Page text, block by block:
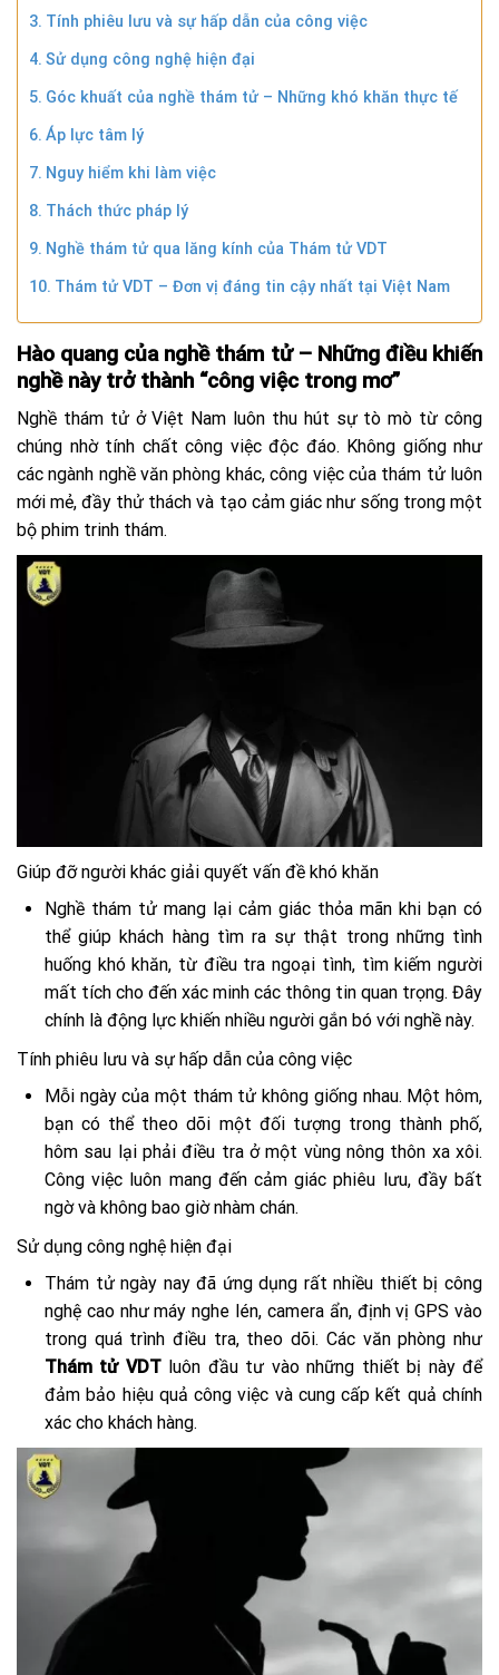
Tính phiêu lưu và sự hấp dẫn của công việc
Sử dụng công nghệ hiện đại
Góc khuất của nghề thám tử – Những khó khăn thực tế
Áp lực tâm lý
Nguy hiểm khi làm việc
Thách thức pháp lý
Nghề thám tử qua lăng kính của Thám tử VDT
Thám tử VDT – Đơn vị đáng tin cậy nhất tại Việt Nam
Hào quang của nghề thám tử – Những điều khiến
nghề này trở thành “công việc trong mơ”
Nghề thám tử ở Việt Nam luôn thu hút sự tò mò từ công
chúng nhờ tính chất công việc độc đáo. Không giống như
các ngành nghề văn phòng khác, công việc của thám tử luôn
mới mẻ, đầy thử thách và tạo cảm giác như sống trong một
bộ phim trinh thám.
Giúp đỡ người khác giải quyết vấn đề khó khăn
Nghề thám tử mang lại cảm giác thỏa mãn khi bạn có
thể giúp khách hàng tìm ra sự thật trong những tình
huống khó khăn, từ điều tra ngoại tình, tìm kiếm người
mất tích cho đến xác minh các thông tin quan trọng. Đây
chính là động lực khiến nhiều người gắn bó với nghề này.
Tính phiêu lưu và sự hấp dẫn của công việc
Mỗi ngày của một thám tử không giống nhau. Một hôm,
bạn có thể theo dõi một đối tượng trong thành phố,
hôm sau lại phải điều tra ở một vùng nông thôn xa xôi.
Công việc luôn mang đến cảm giác phiêu lưu, đầy bất
ngờ và không bao giờ nhàm chán.
Sử dụng công nghệ hiện đại
Thám tử ngày nay đã ứng dụng rất nhiều thiết bị công
nghệ cao như máy nghe lén, camera ẩn, định vị GPS vào
trong quá trình điều tra, theo dõi. Các văn phòng như
Thám tử VDTluôn đầu tư vào những thiết bị này để
đảm bảo hiệu quả công việc và cung cấp kết quả chính
xác cho khách hàng.